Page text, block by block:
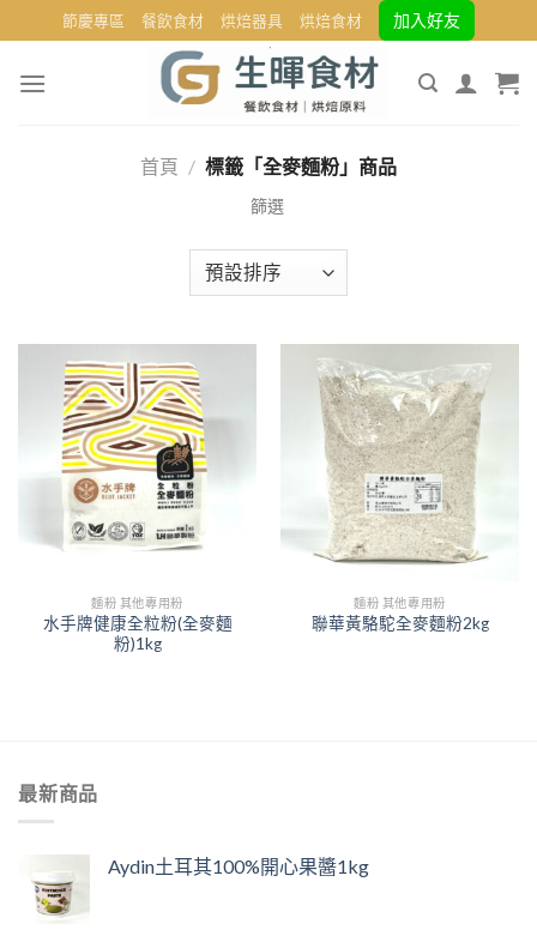
to
content
節慶專區 餐飲食材 烘焙器具 烘焙食材 加入好友
首頁 / 標籤「全麥麵粉」商品
麵粉 其他專用粉
水手牌健康全粒粉(全麥麵
粉)1kg
麵粉 其他專用粉
聯華黃駱駝全麥麵粉2kg
最新商品
Aydin土耳其100%開心果醬1kg